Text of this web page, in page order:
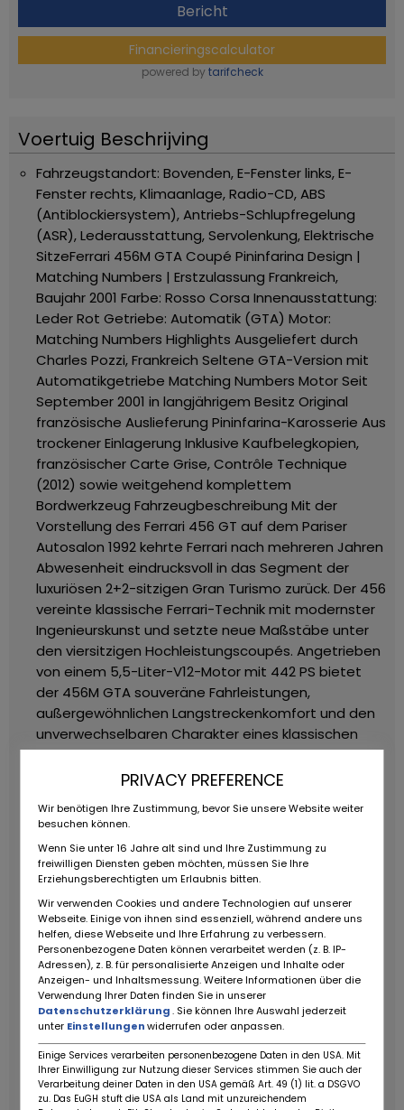
Bericht
Financieringscalculator
powered by tarifcheck
Voertuig Beschrijving
Fahrzeugstandort: Bovenden, E-Fenster links, E-
Fenster rechts, Klimaanlage, Radio-CD, ABS
(Antiblockiersystem), Antriebs-Schlupfregelung
(ASR), Lederausstattung, Servolenkung, Elektrische
SitzeFerrari 456M GTA Coupé Pininfarina Design |
Matching Numbers | Erstzulassung Frankreich,
Baujahr 2001 Farbe: Rosso Corsa Innenausstattung:
Leder Rot Getriebe: Automatik (GTA) Motor:
Matching Numbers Highlights Ausgeliefert durch
Charles Pozzi, Frankreich Seltene GTA-Version mit
Automatikgetriebe Matching Numbers MotorSeit
September 2001 in langjährigem Besitz Original
französische Auslieferung Pininfarina-Karosserie Aus
trockener Einlagerung Inklusive Kaufbelegkopien,
französischer Carte Grise, Contrôle Technique
(2012) sowie weitgehend komplettem
Bordwerkzeug Fahrzeugbeschreibung Mit der
Vorstellung des Ferrari 456 GT auf dem Pariser
Autosalon 1992 kehrte Ferrari nach mehreren Jahren
Abwesenheit eindrucksvoll in das Segment der
luxuriösen 2+2-sitzigen Gran Turismo zurück. Der 456
vereinte klassische Ferrari-Technik mit modernster
Ingenieurskunst und setzte neue Maßstäbe unter
den viersitzigen Hochleistungscoupés. Angetrieben
von einem 5,5-Liter-V12-Motor mit 442 PS bietet
der 456M GTA souveräne Fahrleistungen,
außergewöhnlichen Langstreckenkomfort und den
unverwechselbaren Charakter eines klassischen
Ferrari-Zwölfzylinders. Die überarbeitete M-Version
(Modificata) erhielt zahlreiche technische und
ausgereifteste Ausführung der Baureihe.Die
Pininfarina und überzeugt bis heute durch ihre
zeitlose Linienführung. Im Innenraum erwarten den
Fahrer luxuriöse Connolly-Ledersitze, Klimaanlage
und die hochwertige Verarbeitungsqualität eines
echten Grand Tourers.Dieses Exemplar wurde neu
in Frankreich ausgeliefert und befand sich seit
September 2001 in derselben Hand. Zum Zeitpunkt
des Erwerbs hatte das Fahrzeug lediglich rund 3.200
Kilometer Laufleistung. Ein Vorbesitzer ergänzte
einige nicht werksseitige Individualisierungen,
darunter vergoldete Embleme und zusätzliche
Zierelemente.ZustandDas Fahrzeug stammt aus
PRIVACY PREFERENCE
Wir benötigen Ihre Zustimmung, bevor Sie unsere Website weiter
besuchen können.
Wenn Sie unter 16 Jahre alt sind und Ihre Zustimmung zu
freiwilligen Diensten geben möchten, müssen Sie Ihre
Erziehungsberechtigten um Erlaubnis bitten.
Wir verwenden Cookies und andere Technologien auf unserer
Webseite. Einige von ihnen sind essenziell, während andere uns
helfen, diese Webseite und Ihre Erfahrung zu verbessern.
Personenbezogene Daten können verarbeitet werden (z. B. IP-
Adressen), z. B. für personalisierte Anzeigen und Inhalte oder
Anzeigen- und Inhaltsmessung. Weitere Informationen über die
Verwendung Ihrer Daten finden Sie in unserer
Datenschutzerklärung. Sie können Ihre Auswahl jederzeit
unter Einstellungenwiderrufen oder anpassen.
Einige Services verarbeiten personenbezogene Daten in den USA. Mit
Ihrer Einwilligung zur Nutzung dieser Services stimmen Sie auch der
Verarbeitung deiner Daten in den USA gemäß Art. 49 (1) lit. a DSGVO
zu. Das EuGH stuft die USA als Land mit unzureichendem